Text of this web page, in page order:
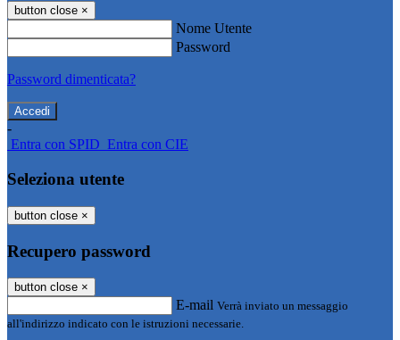
button close ×
Nome Utente
Password
Password dimenticata?
-
Entra con SPID Entra con CIE
Seleziona utente
button close ×
Recupero password
button close ×
E-mail Verrà inviato un messaggio
all'indirizzo indicato con le istruzioni necessarie.